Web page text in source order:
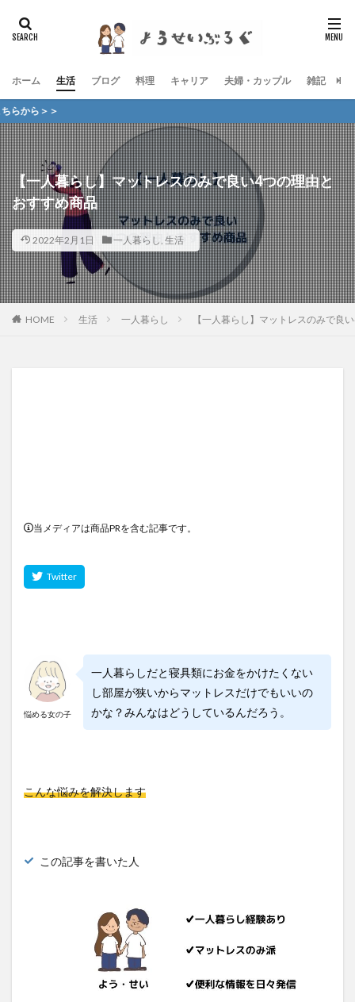
ホーム 生活 ブログ 料理 キャリア 夫婦・カップル 雑記
【一人暮らし】マットレスのみで良い4つの理由と
おすすめ商品
2022年2月1日 一人暮らし , 生活
HOME 生活 一人暮らし 【一人暮らし】マットレスのみで良
当メディアは商品PRを含む記事です。
悩める女の子
一人暮らしだと寝具類にお金をかけたくない
し部屋が狭いからマットレスだけでもいいの
かな？みんなはどうしているんだろう。
こんな悩みを解決します
この記事を書いた人